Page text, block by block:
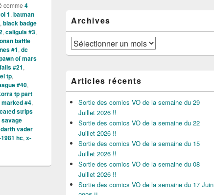
comme 4
1, batman
, black badge
, caligula #3,
battle
#1, dc
of mars
#21,
tp,
#40,
tp part
marked #4,
strips
savage
vader
hc, x-
Archives
Archives
Articles récents
Sortie des comics VO de la semaine du 29
Juillet 2026 !!
Sortie des comics VO de la semaine du 22
Juillet 2026 !!
Sortie des comics VO de la semaine du 15
Juillet 2026 !!
Sortie des comics VO de la semaine du 08
Juillet 2026 !!
Sortie des comics VO de la semaine du 17 Juin